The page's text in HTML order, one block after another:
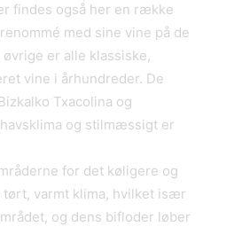
findes også her en række
med sine vine på de
er alle klassiske,
vine i århundreder. De
Txacolina og
og stilmæssigt er
for det køligere og
tørt, varmt klima, hvilket især
og dens bifloder løber